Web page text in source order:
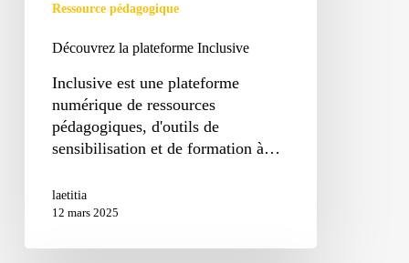
Ressource pédagogique
Découvrez la plateforme Inclusive
Inclusive est une plateforme
numérique de ressources
pédagogiques, d'outils de
sensibilisation et de formation à…
laetitia
12 mars 2025